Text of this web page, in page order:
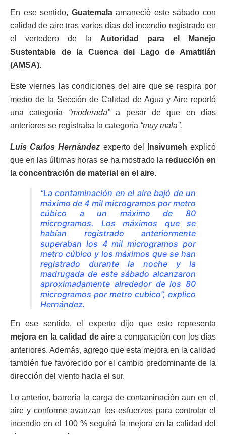
En ese sentido, Guatemalaamaneció este sábado con
calidad de aire tras varios días del incendio registrado en
el vertedero de la Autoridad para el Manejo
Sustentable de la Cuenca del Lago de Amatitlán
(AMSA).
Este viernes las condiciones del aire que se respira por
medio de la Sección de Calidad de Agua y Aire reportó
una categoría “moderada”a pesar de que en días
anteriores se registraba la categoría “muy mala”.
Luis Carlos Hernández experto del Insivumeh explicó
que en las últimas horas se ha mostrado la reducción en
la concentración de material en el aire.
“La contaminación en el aire bajó de un
máximo de 4 mil microgramos por metro
cúbico a un máximo de 80
microgramos. Los máximos que se
habían registrado anteriormente
superaban los 4 mil microgramos por
metro cúbico y los máximos que se han
registrado durante la noche y la
madrugada de este sábado alcanzaron
aproximadamente alrededor de los 80
microgramos por metro cubico”, explico
Hernández.
En ese sentido, el experto dijo que esto representa
mejora en la calidad de aire a comparación con los días
anteriores. Además, agrego que esta mejora en la calidad
también fue favorecido por el cambio predominante de la
dirección del viento hacia el sur.
Lo anterior, barrería la carga de contaminación aun en el
aire y conforme avanzan los esfuerzos para controlar el
incendio en el 100 % seguirá la mejora en la calidad del